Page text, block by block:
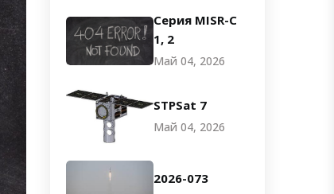
Серия MISR-C
1, 2
Май 04, 2026
STPSat 7
Май 04, 2026
2026-073